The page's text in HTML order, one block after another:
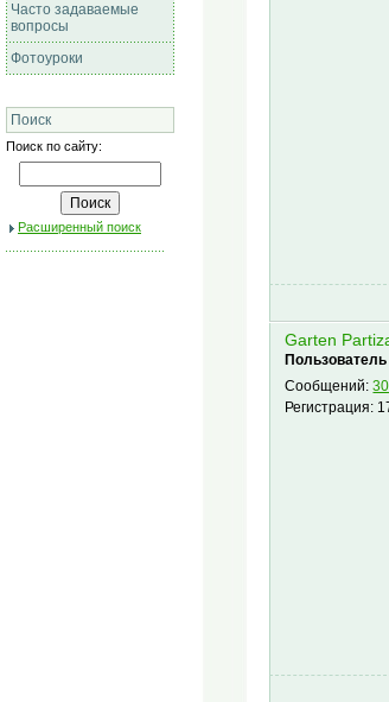
Часто задаваемые
вопросы
Фотоуроки
Поиск
Поиск по сайту:
Расширенный поиск
Garten
Пользователь
Сообщений:30
Регистрация: